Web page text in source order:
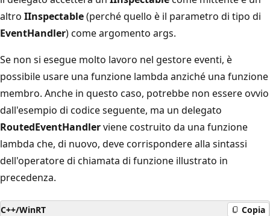
altro IInspectable(perché quello è il parametro di tipo di
EventHandler) come argomento args.
Se non si esegue molto lavoro nel gestore eventi, è
possibile usare una funzione lambda anziché una funzione
membro. Anche in questo caso, potrebbe non essere ovvio
dall'esempio di codice seguente, ma un delegato
RoutedEventHandlerviene costruito da una funzione
lambda che, di nuovo, deve corrispondere alla sintassi
dell'operatore di chiamata di funzione illustrato in
precedenza.
C++/WinRT Copia